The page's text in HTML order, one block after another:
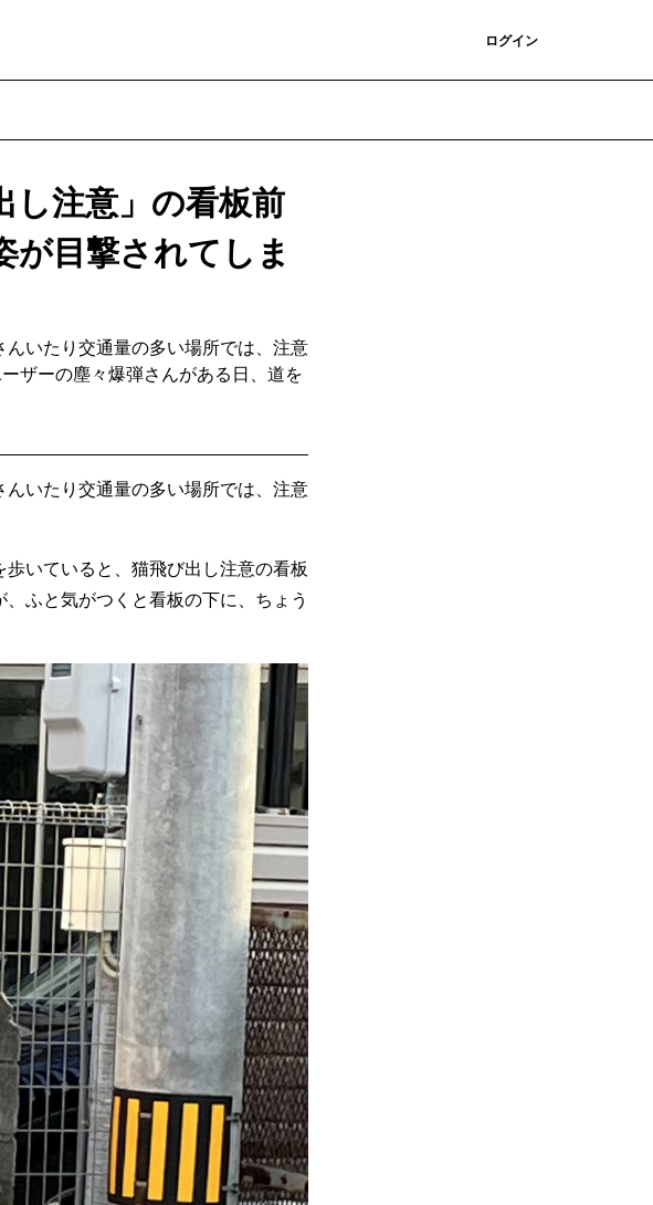
ログイン
し注意」の看板前
が目撃されてしま
いたり交通量の多い場所では、注意
ザーの塵々爆弾さんがある日、道を
いたり交通量の多い場所では、注意
いていると、猫飛び出し注意の看板
ふと気がつくと看板の下に、ちょう